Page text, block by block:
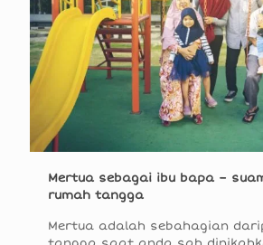
Mertua sebagai ibu bapa –
rumah tangga
Mertua adalah sebahagian